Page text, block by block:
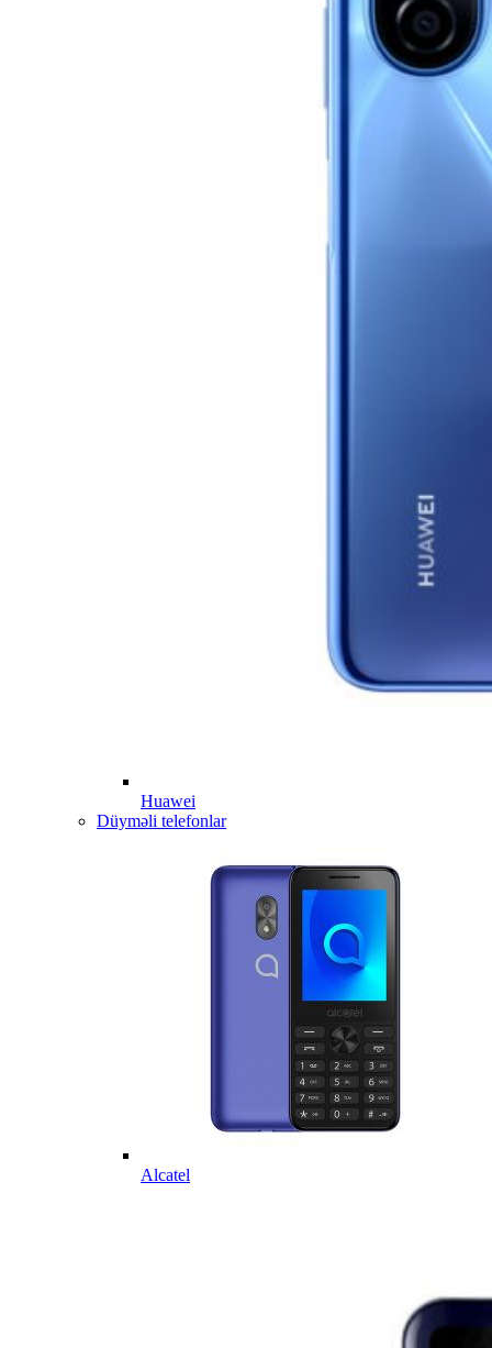
Huawei
Düyməli telefonlar
Alcatel